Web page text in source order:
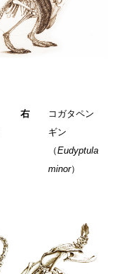
右
コガタペン
ギン
（Eudyptula
minor）